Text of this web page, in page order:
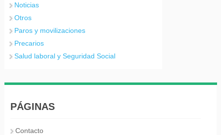
Noticias
Otros
Paros y movilizaciones
Precarios
Salud laboral y Seguridad Social
PÁGINAS
Contacto